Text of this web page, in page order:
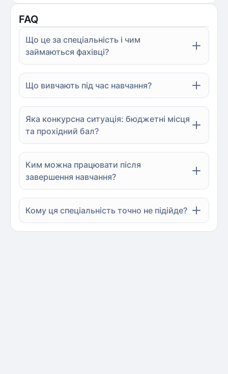
FAQ
Що це за спеціальність і чим
займаються фахівці?
Що вивчають під час навчання?
Яка конкурсна ситуація: бюджетні місця
та прохідний бал?
Ким можна працювати після
завершення навчання?
Кому ця спеціальність точно не підійде?